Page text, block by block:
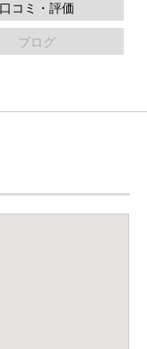
口コミ・評価
ブログ